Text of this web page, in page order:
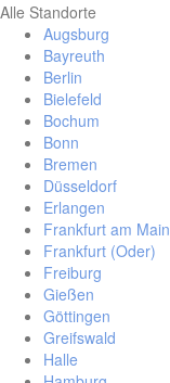
Alle Standorte
Augsburg
Bayreuth
Berlin
Bielefeld
Bochum
Bonn
Bremen
Düsseldorf
Erlangen
Frankfurt am Main
Frankfurt (Oder)
Freiburg
Gießen
Göttingen
Greifswald
Halle